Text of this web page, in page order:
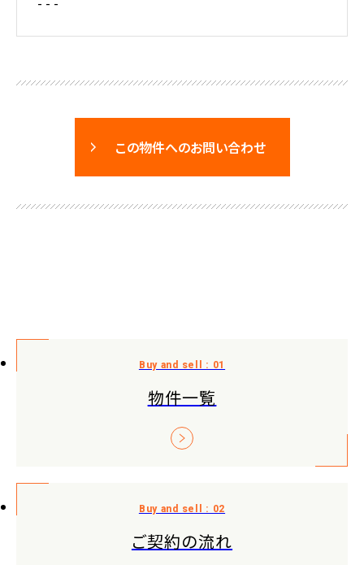
この物件へのお問い合わせ
物件一覧
ご契約の流れ